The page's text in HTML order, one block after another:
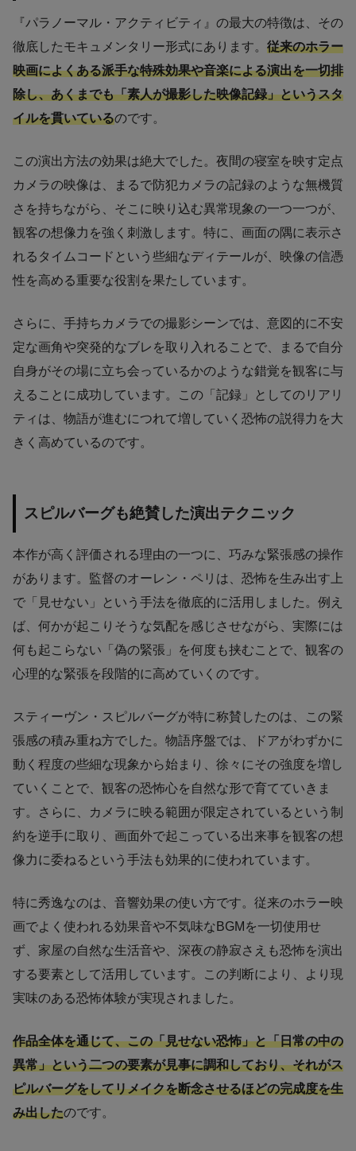
『パラノーマル・アクティビティ』の最大の特徴は、その
徹底したモキュメンタリー形式にあります。 従来のホラー
映画によくある派手な特殊効果や音楽による演出を一切排
除し、あくまでも「素人が撮影した映像記録」というスタ
イルを貫いているのです。
この演出方法の効果は絶大でした。夜間の寝室を映す定点
カメラの映像は、まるで防犯カメラの記録のような無機質
さを持ちながら、そこに映り込む異常現象の一つ一つが、
観客の想像力を強く刺激します。特に、画面の隅に表示さ
れるタイムコードという些細なディテールが、映像の信憑
性を高める重要な役割を果たしています。
さらに、手持ちカメラでの撮影シーンでは、意図的に不安
定な画角や突発的なブレを取り入れることで、まるで自分
自身がその場に立ち会っているかのような錯覚を観客に与
えることに成功しています。この「記録」としてのリアリ
ティは、物語が進むにつれて増していく恐怖の説得力を大
きく高めているのです。
スピルバーグも絶賛した演出テクニック
本作が高く評価される理由の一つに、巧みな緊張感の操作
があります。監督のオーレン・ペリは、恐怖を生み出す上
で「見せない」という手法を徹底的に活用しました。例え
ば、何かが起こりそうな気配を感じさせながら、実際には
何も起こらない「偽の緊張」を何度も挟むことで、観客の
心理的な緊張を段階的に高めていくのです。
スティーヴン・スピルバーグが特に称賛したのは、この緊
張感の積み重ね方でした。物語序盤では、ドアがわずかに
動く程度の些細な現象から始まり、徐々にその強度を増し
ていくことで、観客の恐怖心を自然な形で育てていきま
す。さらに、カメラに映る範囲が限定されているという制
約を逆手に取り、画面外で起こっている出来事を観客の想
像力に委ねるという手法も効果的に使われています。
特に秀逸なのは、音響効果の使い方です。従来のホラー映
画でよく使われる効果音や不気味なBGMを一切使用せ
ず、家屋の自然な生活音や、深夜の静寂さえも恐怖を演出
する要素として活用しています。この判断により、より現
実味のある恐怖体験が実現されました。
作品全体を通じて、この「見せない恐怖」と「日常の中の
異常」という二つの要素が見事に調和しており、それがス
ピルバーグをしてリメイクを断念させるほどの完成度を生
み出したのです。